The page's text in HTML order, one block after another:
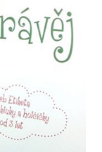
menu
Expand
child
child
menu